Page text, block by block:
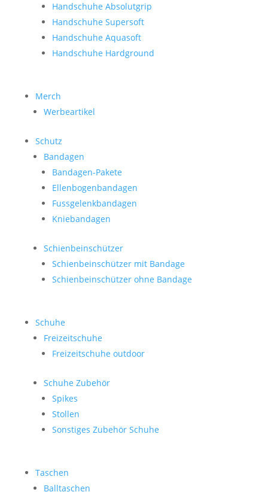
Handschuhe Absolutgrip
Handschuhe Supersoft
Handschuhe Aquasoft
Handschuhe Hardground
Merch
Werbeartikel
Schutz
Bandagen
Bandagen-Pakete
Ellenbogenbandagen
Fussgelenkbandagen
Kniebandagen
Schienbeinschützer
Schienbeinschützer mit Bandage
Schienbeinschützer ohne Bandage
Schuhe
Freizeitschuhe
Freizeitschuhe outdoor
Schuhe Zubehör
Spikes
Stollen
Sonstiges Zubehör Schuhe
Taschen
Balltaschen